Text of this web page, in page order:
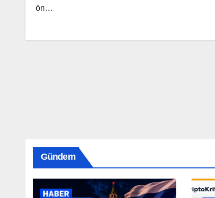
ön…
Gündem